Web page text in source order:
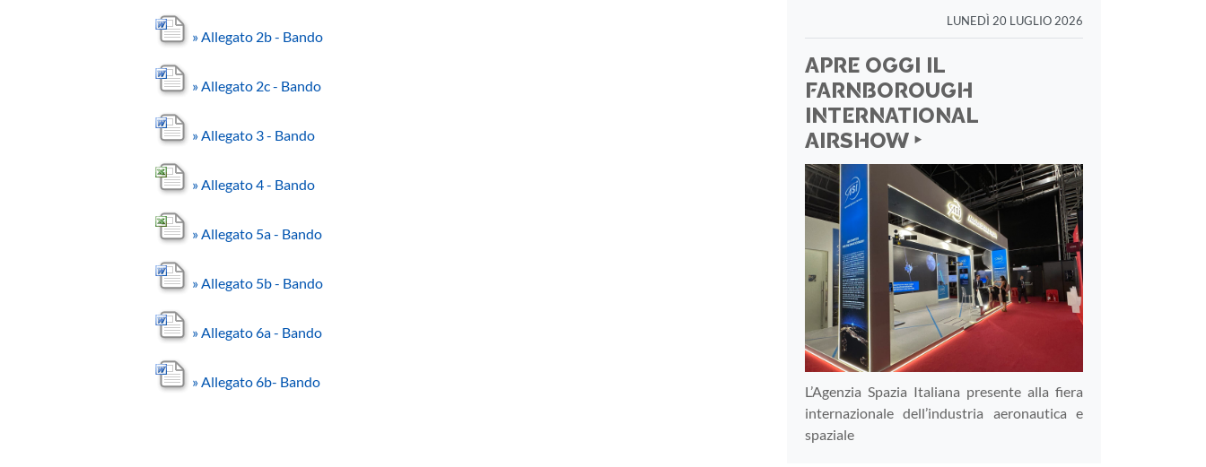
» Allegato 2b - Bando
» Allegato 2c - Bando
» Allegato 3 - Bando
» Allegato 4 - Bando
» Allegato 5a - Bando
» Allegato 5b - Bando
» Allegato 6a - Bando
» Allegato 6b- Bando
LUNEDÌ 20 LUGLIO 2026
APRE OGGI IL
FARNBOROUGH
INTERNATIONAL
AIRSHOW ‣
L’Agenzia Spazia Italiana presente alla fiera
internazionale dell’industria aeronautica e
spaziale